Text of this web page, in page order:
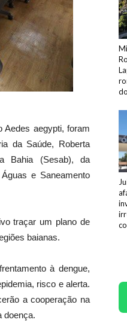
Aedes aegypti, foram
da Saúde, Roberta
Bahia (Sesab), da
e Saneamento
traçar um plano de
baianas.
à dengue,
risco e alerta.
a cooperação na
doença.